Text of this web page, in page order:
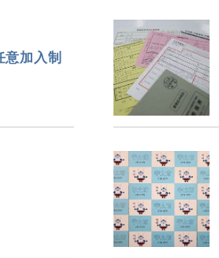
加入制